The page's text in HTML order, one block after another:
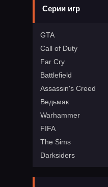
Серии игр
GTA
Call of Duty
Far Cry
Battlefield
Assassin's Creed
Ведьмак
Warhammer
FIFA
The Sims
Darksiders